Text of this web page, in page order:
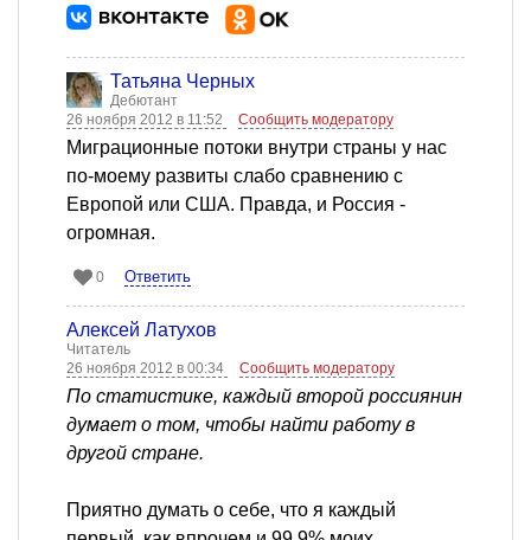
Татьяна Черных
Дебютант
26 ноября 2012 в 11:52
Сообщить модератору
Миграционные потоки внутри страны у нас
по-моему развиты слабо сравнению с
Европой или США. Правда, и Россия -
огромная.
0 Ответить
Алексей Латухов
Читатель
26 ноября 2012 в 00:34
Сообщить модератору
По статистике, каждый второй россиянин
думает о том, чтобы найти работу в
другой стране.
Приятно думать о себе, что я каждый